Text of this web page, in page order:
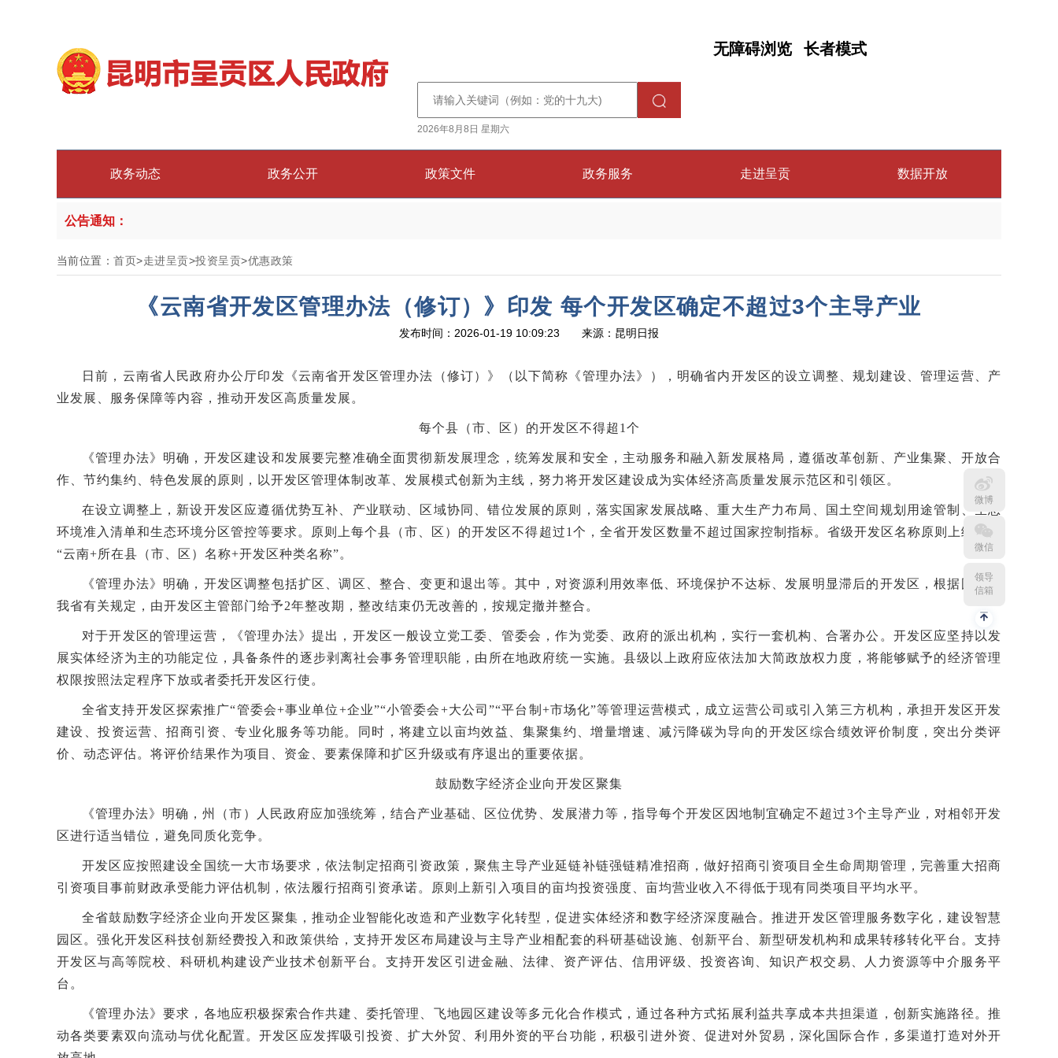
2026年8月8日 星期六
长者模式
无障碍浏览
政务动态 政务公开 政策文件 政务服务 走进呈贡 数据开放
公告通知：
微博
微信
领导
信箱
当前位置：首页>走进呈贡>投资呈贡>优惠政策
《云南省开发区管理办法（修订）》印发 每个开发区确定不超过3个主导产业
发布时间：2026-01-19 10:09:23 来源：昆明日报
日前，云南省人民政府办公厅印发《云南省开发区管理办法（修订）》（以下简称《管理办法》），明确省内开发区的设立调整、规划建设、管理运营、产
业发展、服务保障等内容，推动开发区高质量发展。
每个县（市、区）的开发区不得超1个
《管理办法》明确，开发区建设和发展要完整准确全面贯彻新发展理念，统筹发展和安全，主动服务和融入新发展格局，遵循改革创新、产业集聚、开放合
作、节约集约、特色发展的原则，以开发区管理体制改革、发展模式创新为主线，努力将开发区建设成为实体经济高质量发展示范区和引领区。
在设立调整上，新设开发区应遵循优势互补、产业联动、区域协同、错位发展的原则，落实国家发展战略、重大生产力布局、国土空间规划用途管制、生态
环境准入清单和生态环境分区管控等要求。原则上每个县（市、区）的开发区不得超过1个，全省开发区数量不超过国家控制指标。省级开发区名称原则上统一为
“云南+所在县（市、区）名称+开发区种类名称”。
《管理办法》明确，开发区调整包括扩区、调区、整合、变更和退出等。其中，对资源利用效率低、环境保护不达标、发展明显滞后的开发区，根据国家和
我省有关规定，由开发区主管部门给予2年整改期，整改结束仍无改善的，按规定撤并整合。
对于开发区的管理运营，《管理办法》提出，开发区一般设立党工委、管委会，作为党委、政府的派出机构，实行一套机构、合署办公。开发区应坚持以发
展实体经济为主的功能定位，具备条件的逐步剥离社会事务管理职能，由所在地政府统一实施。县级以上政府应依法加大简政放权力度，将能够赋予的经济管理
权限按照法定程序下放或者委托开发区行使。
全省支持开发区探索推广“管委会+事业单位+企业”“小管委会+大公司”“平台制+市场化”等管理运营模式，成立运营公司或引入第三方机构，承担开发区开发
建设、投资运营、招商引资、专业化服务等功能。同时，将建立以亩均效益、集聚集约、增量增速、减污降碳为导向的开发区综合绩效评价制度，突出分类评
价、动态评估。将评价结果作为项目、资金、要素保障和扩区升级或有序退出的重要依据。
鼓励数字经济企业向开发区聚集
《管理办法》明确，州（市）人民政府应加强统筹，结合产业基础、区位优势、发展潜力等，指导每个开发区因地制宜确定不超过3个主导产业，对相邻开发
区进行适当错位，避免同质化竞争。
开发区应按照建设全国统一大市场要求，依法制定招商引资政策，聚焦主导产业延链补链强链精准招商，做好招商引资项目全生命周期管理，完善重大招商
引资项目事前财政承受能力评估机制，依法履行招商引资承诺。原则上新引入项目的亩均投资强度、亩均营业收入不得低于现有同类项目平均水平。
全省鼓励数字经济企业向开发区聚集，推动企业智能化改造和产业数字化转型，促进实体经济和数字经济深度融合。推进开发区管理服务数字化，建设智慧
园区。强化开发区科技创新经费投入和政策供给，支持开发区布局建设与主导产业相配套的科研基础设施、创新平台、新型研发机构和成果转移转化平台。支持
开发区与高等院校、科研机构建设产业技术创新平台。支持开发区引进金融、法律、资产评估、信用评级、投资咨询、知识产权交易、人力资源等中介服务平
台。
《管理办法》要求，各地应积极探索合作共建、委托管理、飞地园区建设等多元化合作模式，通过各种方式拓展利益共享成本共担渠道，创新实施路径。推
动各类要素双向流动与优化配置。开发区应发挥吸引投资、扩大外贸、利用外资的平台功能，积极引进外资、促进对外贸易，深化国际合作，多渠道打造对外开